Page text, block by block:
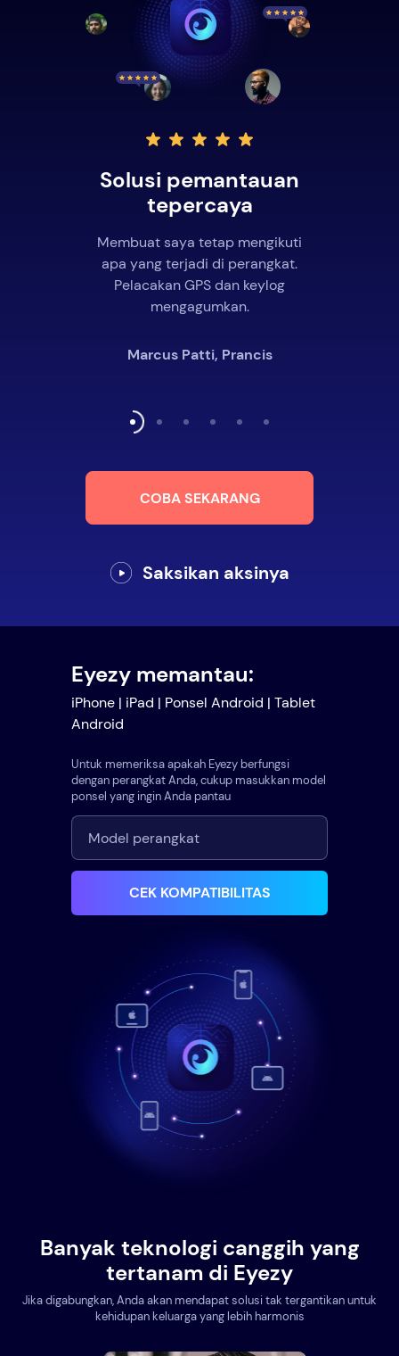
Solusi pemantauan
tepercaya
Membuat saya tetap mengikuti
apa yang terjadi di perangkat.
Pelacakan GPS dan keylog
mengagumkan.
Marcus Patti, Prancis
COBA SEKARANG
Saksikan aksinya
Eyezy memantau:
iPhone | iPad | Ponsel Android | Tablet
Android
Untuk memeriksa apakah Eyezy berfungsi
dengan perangkat Anda, cukup masukkan model
ponsel yang ingin Anda pantau
CEK KOMPATIBILITAS
Banyak teknologi canggih yang
tertanam di Eyezy
Jika digabungkan, Anda akan mendapat solusi tak tergantikan untuk
kehidupan keluarga yang lebih harmonis